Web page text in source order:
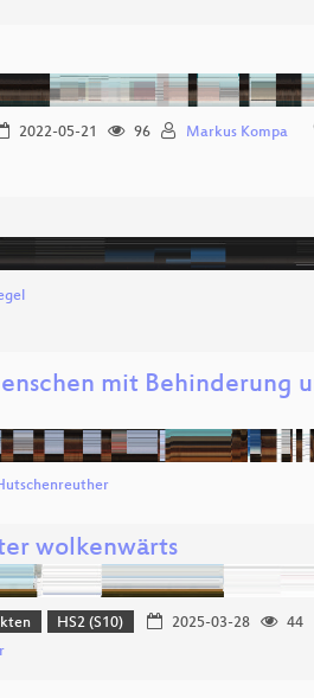
2022-05-21 96 Markus Kompa
mit Behinderung
wolkenwärts
HS2 (S10) 2025-03-28
44